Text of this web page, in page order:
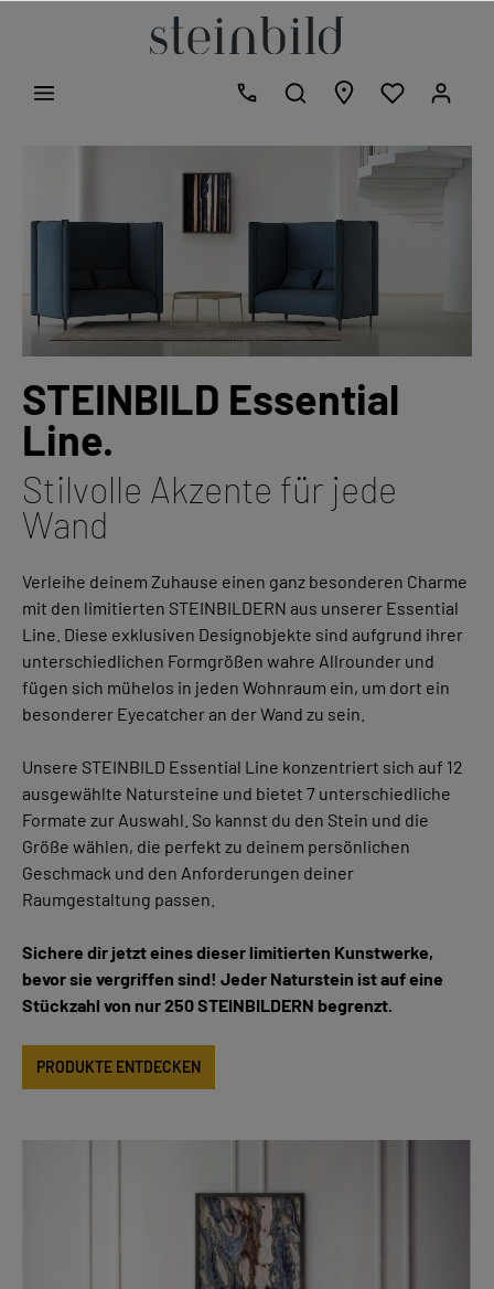
STEINBILD Essential
Line.
Stilvolle Akzente für jede
Wand
Verleihe deinem Zuhause einen ganz besonderen Charme
mit den limitierten STEINBILDERN aus unserer Essential
Line. Diese exklusiven Designobjekte sind aufgrund ihrer
unterschiedlichen Formgrößen wahre Allrounder und
fügen sich mühelos in jeden Wohnraum ein, um dort ein
besonderer Eyecatcher an der Wand zu sein.
Unsere STEINBILD Essential Line konzentriert sich auf 12
ausgewählte Natursteine und bietet 7 unterschiedliche
Formate zur Auswahl. So kannst du den Stein und die
Größe wählen, die perfekt zu deinem persönlichen
Geschmack und den Anforderungen deiner
Raumgestaltung passen.
Sichere dir jetzt eines dieser limitierten Kunstwerke,
bevor sie vergriffen sind! Jeder Naturstein ist auf eine
Stückzahl von nur 250 STEINBILDERN begrenzt.
PRODUKTE ENTDECKEN